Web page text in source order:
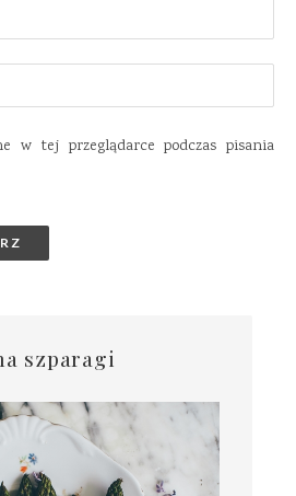
w tej przeglądarce podczas pisania
szparagi